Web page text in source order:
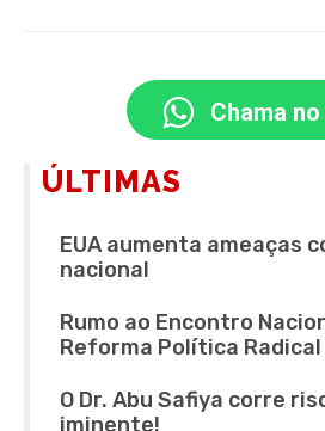
Chama
ÚLTIMAS
EUA aumenta ameaças
nacional
Rumo ao Encontro
Reforma Política Radical
O Dr. Abu Safiya corre
iminente!